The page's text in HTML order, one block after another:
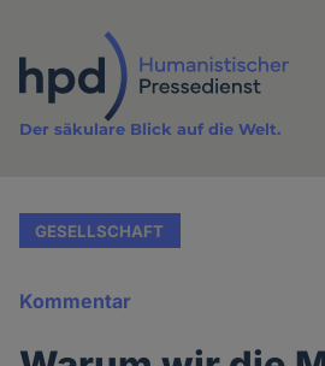
Inhalt
Der säkulare Blick auf die Welt.
GESELLSCHAFT
Kommentar